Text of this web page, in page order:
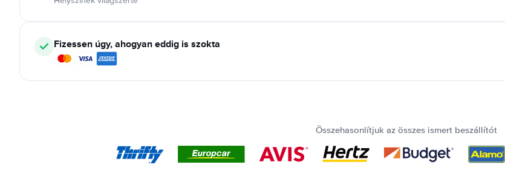
Fizessen úgy, ahogyan eddig is szokta
Összehasonlítjuk az összes ismert beszállítót